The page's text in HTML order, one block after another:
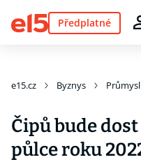
Předplatné
e15.cz Byznys
Čipů bude
půlce roku